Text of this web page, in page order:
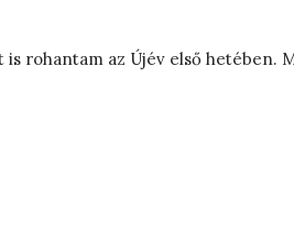
is rohantam az Újév első hetében.